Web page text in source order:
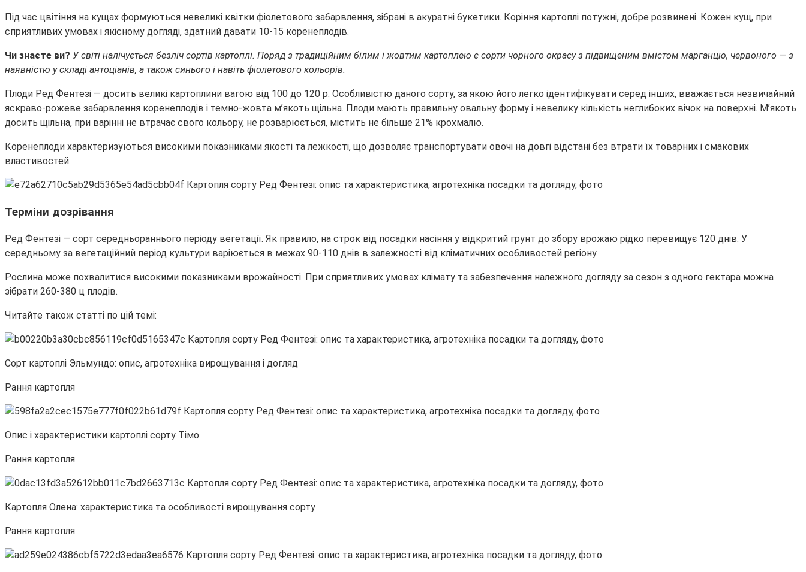
Під час цвітіння на кущах формуються невеликі квітки фіолетового забарвлення, зібрані в акуратні букетики. Коріння картоплі потужні, добре розвинені. Кожен кущ, при
сприятливих умовах і якісному догляді, здатний давати 10-15 коренеплодів.
Чи знаєте ви? У світі налічується безліч сортів картоплі. Поряд з традиційним білим і жовтим картоплею є сорти чорного окрасу з підвищеним вмістом марганцю, червоного — з
наявністю у складі антоціанів, а також синього і навіть фіолетового кольорів.
Плоди Ред Фентезі — досить великі картоплини вагою від 100 до 120 р. Особливістю даного сорту, за якою його легко ідентифікувати серед інших, вважається незвичайний
яскраво-рожеве забарвлення коренеплодів і темно-жовта м’якоть щільна. Плоди мають правильну овальну форму і невелику кількість неглибоких вічок на поверхні. М’якоть
досить щільна, при варінні не втрачає свого кольору, не розварюється, містить не більше 21% крохмалю.
Коренеплоди характеризуються високими показниками якості та лежкості, що дозволяє транспортувати овочі на довгі відстані без втрати їх товарних і смакових
властивостей.
Терміни дозрівання
Ред Фентезі — сорт середньораннього періоду вегетації. Як правило, на строк від посадки насіння у відкритий грунт до збору врожаю рідко перевищує 120 днів. У
середньому за вегетаційний період культури варіюється в межах 90-110 днів в залежності від кліматичних особливостей регіону.
Рослина може похвалитися високими показниками врожайності. При сприятливих умовах клімату та забезпечення належного догляду за сезон з одного гектара можна
зібрати 260-380 ц плодів.
Читайте також статті по цій темі:
Сорт картоплі Эльмундо: опис, агротехніка вирощування і догляд
Рання картопля
Опис і характеристики картоплі сорту Тімо
Рання картопля
Картопля Олена: характеристика та особливості вирощування сорту
Рання картопля